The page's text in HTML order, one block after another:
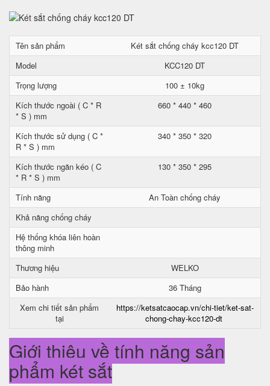
Tên sản phẩm
Két sắt chống cháy kcc120 DT
Model
KCC120 DT
Trọng lượng
100 ± 10kg
Kích thước ngoài ( C * R
* S ) mm
660 * 440 * 460
Kích thước sử dụng ( C *
R * S ) mm
340 * 350 * 320
Kích thước ngăn kéo ( C
* R * S ) mm
130 * 350 * 295
Tính năng
An Toàn chống cháy
Khả năng chống cháy
Hệ thống khóa liên hoàn
thông minh
Thương hiệu
WELKO
Bảo hành
36 Tháng
Xem chi tiết sản phẩm
tại
https://ketsatcaocap.vn/chi-tiet/ket-sat-
chong-chay-kcc120-dt
Giới thiệu về tính năng sản
phẩm két sắt